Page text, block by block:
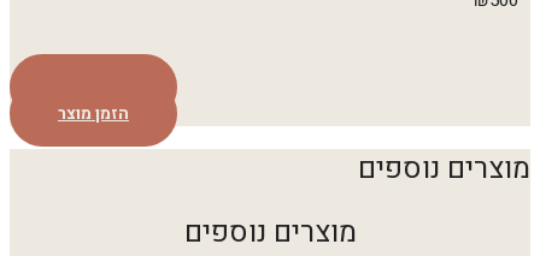
הזמן מוצר
מוצרים נוספים
מוצרים נוספים